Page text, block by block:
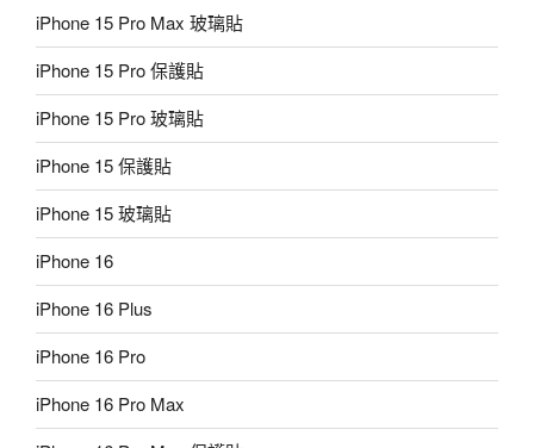
iPhone 15 Pro Max 玻璃貼
iPhone 15 Pro 保護貼
iPhone 15 Pro 玻璃貼
iPhone 15 保護貼
iPhone 15 玻璃貼
iPhone 16
iPhone 16 Plus
iPhone 16 Pro
iPhone 16 Pro Max